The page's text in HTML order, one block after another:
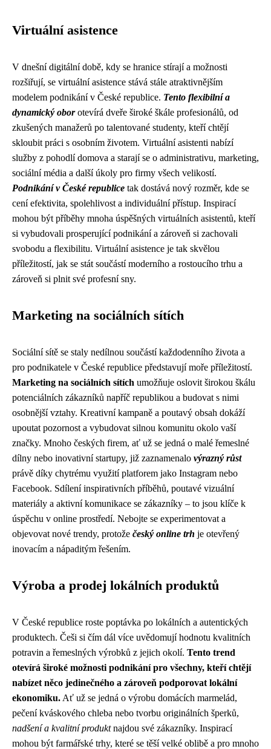
Virtuální asistence
V dnešní digitální době, kdy se hranice stírají a možnosti
rozšiřují, se virtuální asistence stává stále atraktivnějším
modelem podnikání v České republice. Tento flexibilní a
dynamický oborotevírá dveře široké škále profesionálů, od
zkušených manažerů po talentované studenty, kteří chtějí
skloubit práci s osobním životem. Virtuální asistenti nabízí
služby z pohodlí domova a starají se o administrativu, marketing,
sociální média a další úkoly pro firmy všech velikostí.
Podnikání v České republice tak dostává nový rozměr, kde se
cení efektivita, spolehlivost a individuální přístup. Inspirací
mohou být příběhy mnoha úspěšných virtuálních asistentů, kteří
si vybudovali prosperující podnikání a zároveň si zachovali
svobodu a flexibilitu. Virtuální asistence je tak skvělou
příležitostí, jak se stát součástí moderního a rostoucího trhu a
zároveň si plnit své profesní sny.
Marketing na sociálních sítích
Sociální sítě se staly nedílnou součástí každodenního života a
pro podnikatele v České republice představují moře příležitostí.
Marketing na sociálních sítích umožňuje oslovit širokou škálu
potenciálních zákazníků napříč republikou a budovat s nimi
osobnější vztahy. Kreativní kampaně a poutavý obsah dokáží
upoutat pozornost a vybudovat silnou komunitu okolo vaší
značky. Mnoho českých firem, ať už se jedná o malé řemeslné
dílny nebo inovativní startupy, již zaznamenalo výrazný růst
právě díky chytrému využití platforem jako Instagram nebo
Facebook. Sdílení inspirativních příběhů, poutavé vizuální
materiály a aktivní komunikace se zákazníky – to jsou klíče k
úspěchu v online prostředí. Nebojte se experimentovat a
objevovat nové trendy, protože český online trh je otevřený
inovacím a nápaditým řešením.
Výroba a prodej lokálních produktů
V České republice roste poptávka po lokálních a autentických
produktech. Češi si čím dál více uvědomují hodnotu kvalitních
potravin a řemeslných výrobků z jejich okolí. Tento trend
otevírá široké možnosti podnikání pro všechny, kteří chtějí
nabízet něco jedinečného a zároveň podporovat lokální
ekonomiku. Ať už se jedná o výrobu domácích marmelád,
pečení kváskového chleba nebo tvorbu originálních šperků,
nadšení a kvalitní produktnajdou své zákazníky. Inspirací
mohou být farmářské trhy, které se těší velké oblibě a pro mnoho